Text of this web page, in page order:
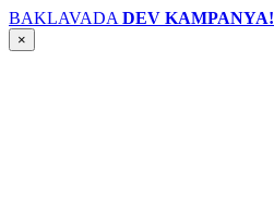
BAKLAVADA DEV KAMPANYA!
×